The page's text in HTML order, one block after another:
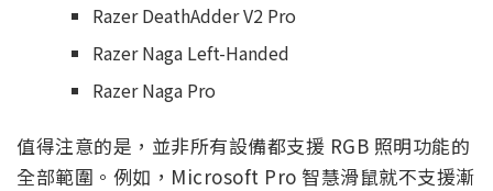
Razer DeathAdder V2 Pro
Razer Naga Left-Handed
Razer Naga Pro
值得注意的是，並非所有設備都支援 RGB 照明功能的
全部範圍。例如，Microsoft Pro 智慧滑鼠就不支援漸